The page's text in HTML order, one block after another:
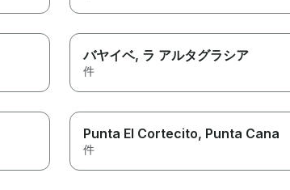
バヤイベ, ラ アルタグラシア
件
Punta El Cortecito, Punta Cana
件